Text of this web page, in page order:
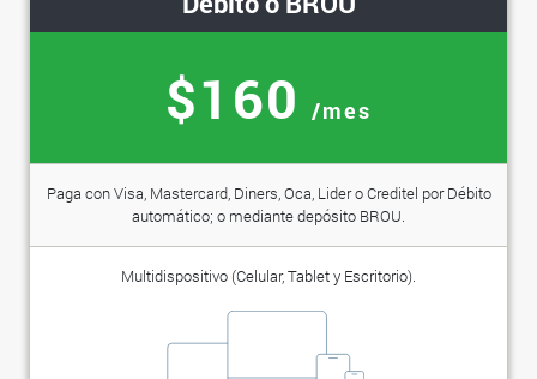
$160 /mes
Paga con Visa, Mastercard, Diners, Oca, Lider o Creditel por Débito
automático; o mediante depósito BROU.
Multidispositivo (Celular, Tablet y Escritorio).